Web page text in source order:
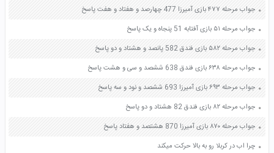
جواب مرحله ۴۷۷ بازی آمیرزا 477 چهارصد و هفتاد و هفت پاسخ
جواب مرحله ۵۱ بازی آفتابه 51 پنجاه و یک پاسخ
جواب مرحله ۵۸۲ بازی فندق 582 پانصد و هشتاد و دو پاسخ
جواب مرحله ۶۳۸ بازی فندق 638 ششصد و سی و هشت پاسخ
جواب مرحله ۶۹۳ بازی آمیرزا 693 ششصد و نود و سه پاسخ
جواب مرحله ۸۲ بازی فندق 82 هشتاد و دو پاسخ
جواب مرحله ۸۷۰ بازی آمیرزا 870 هشتصد و هفتاد پاسخ
چرا اب در کربلا رو به بالا حرکت میکند